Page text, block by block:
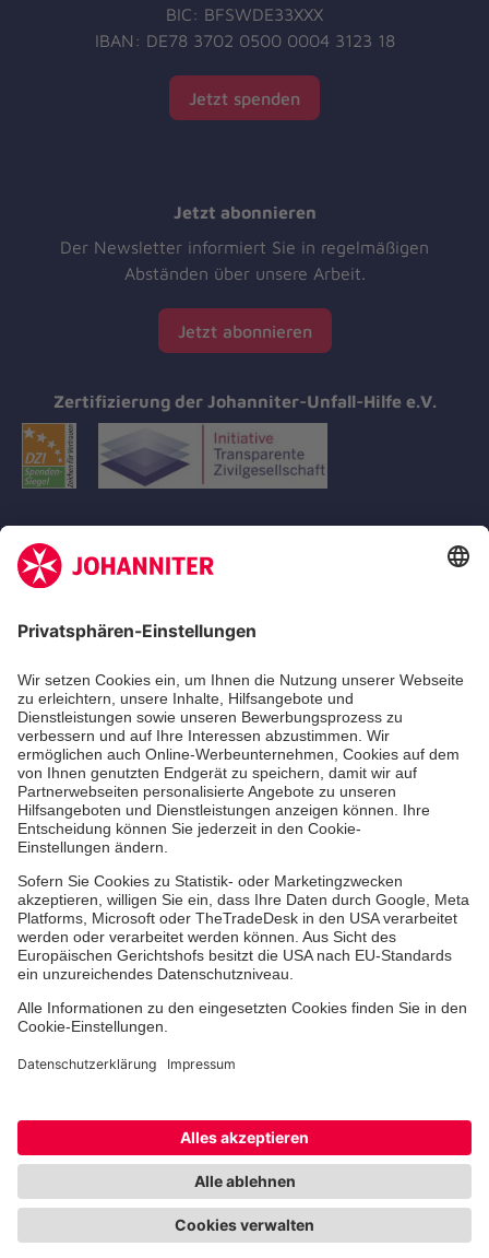
BIC: BFSWDE33XXX
IBAN: DE78 3702 0500 0004 3123 18
Jetzt spenden
Jetzt abonnieren
Der Newsletter informiert Sie in regelmäßigen
Abständen über unsere Arbeit.
Jetzt abonnieren
Zertifizierung der Johanniter-Unfall-Hilfe e.V.
Erste-Hilfe-Kurse
Jobs
Ehrenamt
Freiwilligendienst
Johanniter-Jugend
Spendenprojekte
Kindertagesstätten
Einrichtungen
Cookie-Einstellungen Datenschutz Barrierefreiheit
Impressum Kontakt Widerruf